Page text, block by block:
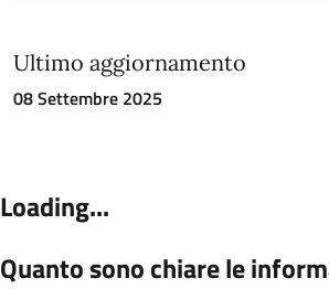
Ultimo aggiornamento
08 Settembre 2025